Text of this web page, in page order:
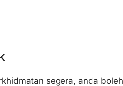
segera, anda boleh